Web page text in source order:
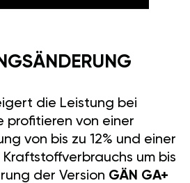
die Leistung bei
profitieren von einer
von bis zu 12% und einer
um bis
der Version GÄN GA+